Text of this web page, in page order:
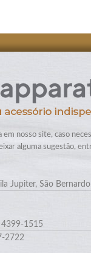
em nosso site, caso
alguma sugestão,
Jupiter, São
4399-1515
2722